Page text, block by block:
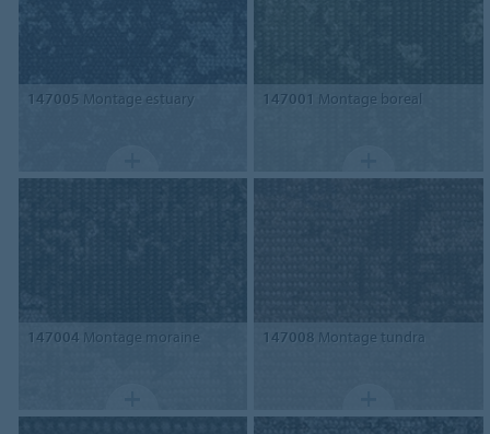
147005 Montage estuary 147001 Montage boreal
147004 Montage moraine 147008 Montage tundra